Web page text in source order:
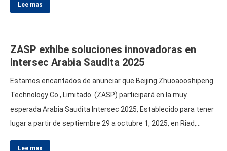
te invitamos a visitarnos en el stand 3-C46
Lee mas
ZASP exhibe soluciones innovadoras en
Intersec Arabia Saudita 2025
Estamos encantados de anunciar que Beijing Zhuoaooshipeng
Technology Co. , Limitado . (ZASP) participará en la muy
esperada Arabia Saudita Intersec 2025, Establecido para tener
lugar a partir de septiembre 29 a octubre 1, 2025, en Riad,
Lee mas